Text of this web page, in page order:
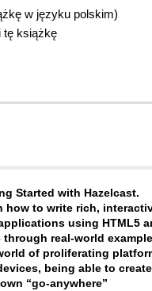
w języku polskim)
tę książkę
Started with Hazelcast.
how to write rich,
using HTML5
through real-world
of proliferating
being able to create
“go-anywhere”